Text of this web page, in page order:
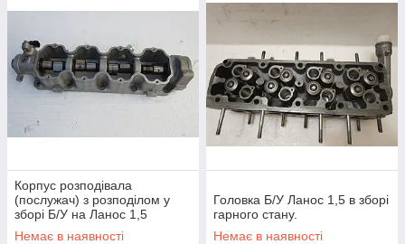
Корпус розподівала
(послужач) з розподілом у
зборі Б/У на Ланос 1,5
Немає в наявності
Головка Б/У Ланос 1,5 в зборі
гарного стану.
Немає в наявності